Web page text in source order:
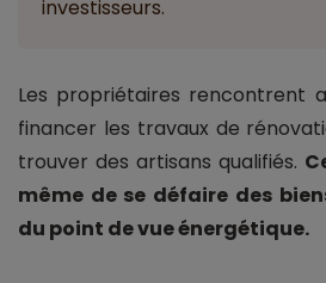
investisseurs.
Les propriétaires rencontrent
financer les travaux de
trouver des artisans qualifiés.
même de se défaire des
du point de vue énergétique.